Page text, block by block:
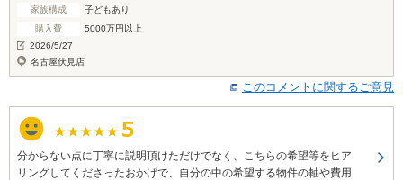
家族構成
子どもあり
購入費
5000万円以上
2026/5/27
名古屋伏見店
このコメントに関するご意見
分からない点に丁寧に説明頂けただけでなく、こちらの希望等をヒア
リングしてくださったおかげで、自分の中の希望する物件の軸や費用